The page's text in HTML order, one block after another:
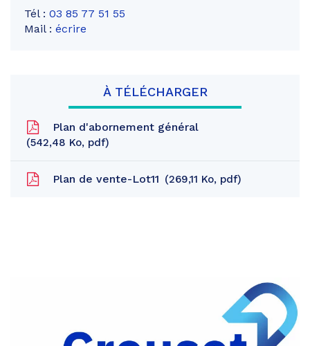
Tél : 03 85 77 51 55
Mail : écrire
À TÉLÉCHARGER
Plan d'abornement général
542,48 Ko, pdf
Plan de vente-Lot11 269,11 Ko, pdf
Facebook
Partager